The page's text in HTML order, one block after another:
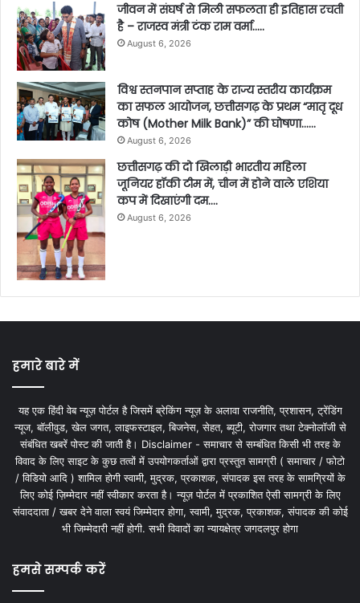
जीवन में संघर्ष से मिली सफलता ही इतिहास रचती
है – राजस्व मंत्री टंक राम वर्मा…..
August 6, 2026
विश्व स्तनपान सप्ताह के राज्य स्तरीय कार्यक्रम
का सफल आयोजन, छत्तीसगढ़ के प्रथम “मातृ दूध
कोष (Mother Milk Bank)” की घोषणा……
August 6, 2026
छत्तीसगढ़ की दो खिलाड़ी भारतीय महिला
जूनियर हॉकी टीम में, चीन में होने वाले एशिया
कप में दिखाएंगी दम….
August 6, 2026
हमारे बारे में
यह एक हिंदी वेब न्यूज़ पोर्टल है जिसमें ब्रेकिंग न्यूज़ के अलावा राजनीति, प्रशासन, ट्रेंडिंग
न्यूज, बॉलीवुड, खेल जगत, लाइफस्टाइल, बिजनेस, सेहत, ब्यूटी, रोजगार तथा टेक्नोलॉजी से
संबंधित खबरें पोस्ट की जाती है। Disclaimer - समाचार से सम्बंधित किसी भी तरह के
विवाद के लिए साइट के कुछ तत्वों में उपयोगकर्ताओं द्वारा प्रस्तुत सामग्री ( समाचार / फोटो
/ विडियो आदि ) शामिल होगी स्वामी, मुद्रक, प्रकाशक, संपादक इस तरह के सामग्रियों के
लिए कोई ज़िम्मेदार नहीं स्वीकार करता है। न्यूज़ पोर्टल में प्रकाशित ऐसी सामग्री के लिए
संवाददाता / खबर देने वाला स्वयं जिम्मेदार होगा, स्वामी, मुद्रक, प्रकाशक, संपादक की कोई
भी जिम्मेदारी नहीं होगी. सभी विवादों का न्यायक्षेत्र जगदलपुर होगा
हमसे सम्पर्क करें